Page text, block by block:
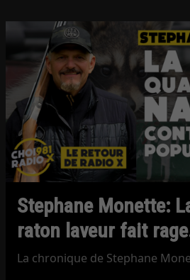
Stephane Monette:
raton laveur fait
La chronique de Stephane